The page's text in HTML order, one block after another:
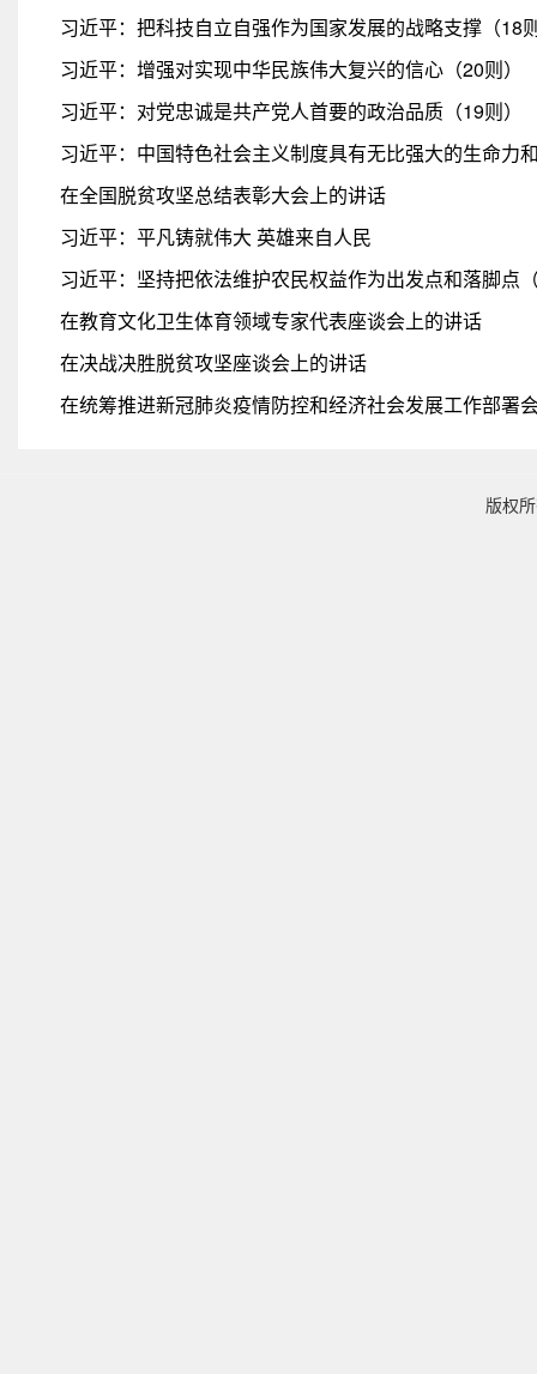
习近平：把科技自立自强作为国家发展的战略支撑（18
习近平：增强对实现中华民族伟大复兴的信心（20则）
习近平：对党忠诚是共产党人首要的政治品质（19则）
习近平：中国特色社会主义制度具有无比强大的生命力
在全国脱贫攻坚总结表彰大会上的讲话
习近平：平凡铸就伟大 英雄来自人民
习近平：坚持把依法维护农民权益作为出发点和落脚点
在教育文化卫生体育领域专家代表座谈会上的讲话
在决战决胜脱贫攻坚座谈会上的讲话
在统筹推进新冠肺炎疫情防控和经济社会发展工作部署
版权